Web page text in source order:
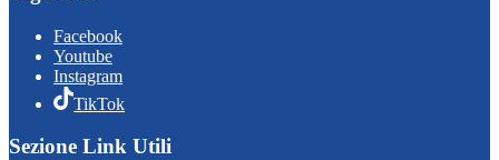
Facebook
Youtube
Instagram
TikTok
Sezione Link Utili